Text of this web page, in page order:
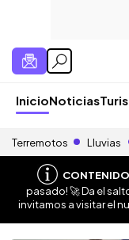
InicioNoticias
Terremotos Lluvias
pasado! 🚀 Da el
invitamos a visitar el